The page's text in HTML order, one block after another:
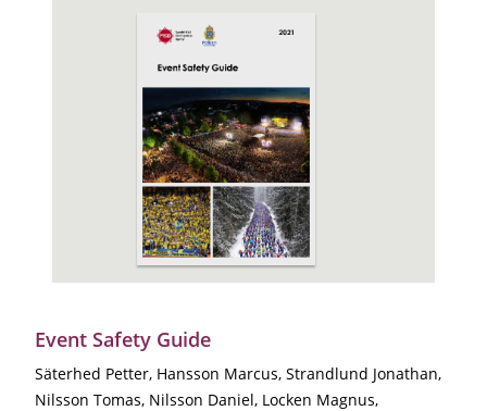
Event Safety Guide
Säterhed Petter, Hansson Marcus, Strandlund Jonathan,
Nilsson Tomas, Nilsson Daniel, Locken Magnus,